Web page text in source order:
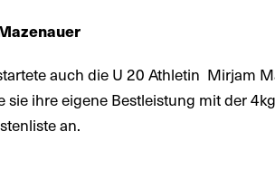
auch die U 20 Athletin Mirjam
ihre eigene Bestleistung mit der
an.